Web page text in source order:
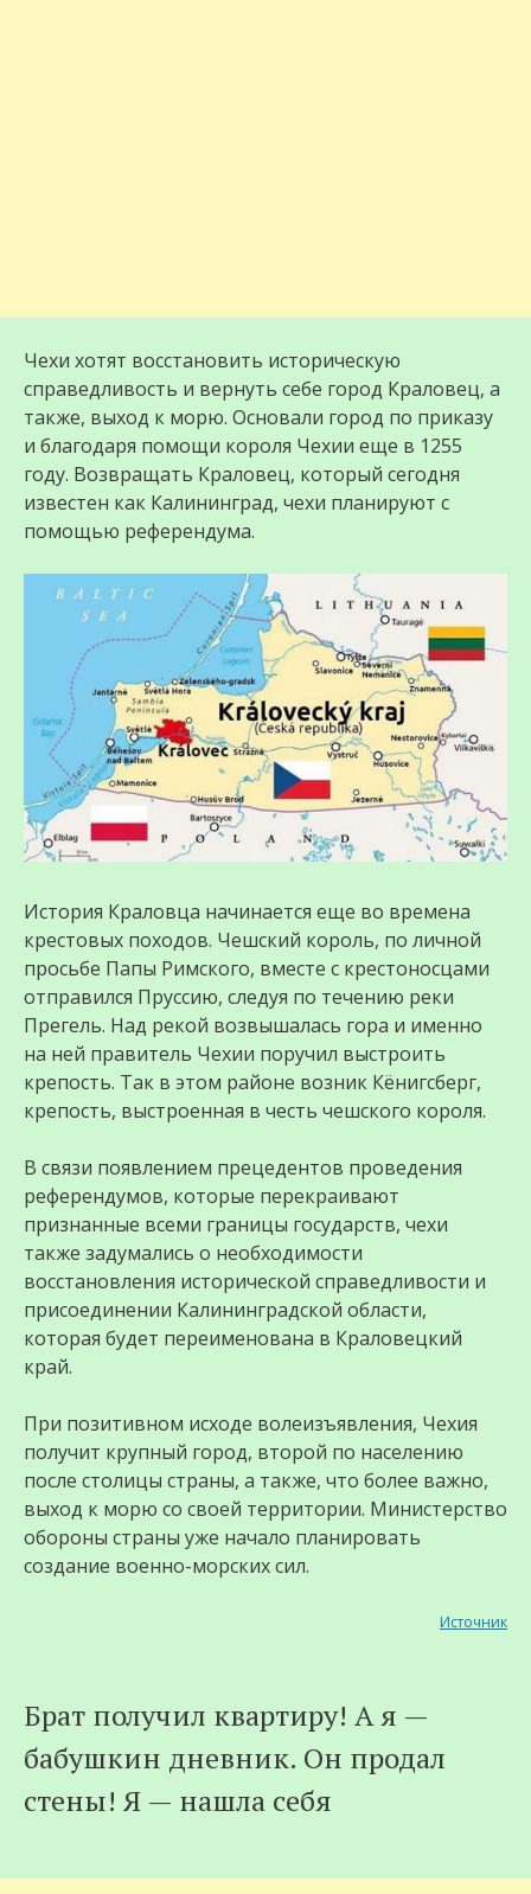
Чехи хотят восстановить историческую
справедливость и вернуть себе город Краловец, а
также, выход к морю. Основали город по приказу
и благодаря помощи короля Чехии еще в 1255
году. Возвращать Краловец, который сегодня
известен как Калининград, чехи планируют с
помощью референдума.
История Краловца начинается еще во времена
крестовых походов. Чешский король, по личной
просьбе Папы Римского, вместе с крестоносцами
отправился Пруссию, следуя по течению реки
Прегель. Над рекой возвышалась гора и именно
на ней правитель Чехии поручил выстроить
крепость. Так в этом районе возник Кёнигсберг,
крепость, выстроенная в честь чешского короля.
В связи появлением прецедентов проведения
референдумов, которые перекраивают
признанные всеми границы государств, чехи
также задумались о необходимости
восстановления исторической справедливости и
присоединении Калининградской области,
которая будет переименована в Краловецкий
край.
При позитивном исходе волеизъявления, Чехия
получит крупный город, второй по населению
после столицы страны, а также, что более важно,
выход к морю со своей территории. Министерство
обороны страны уже начало планировать
создание военно-морских сил.
Источник
Брат получил квартиру! А я —
бабушкин дневник. Он продал
стены! Я — нашла себя